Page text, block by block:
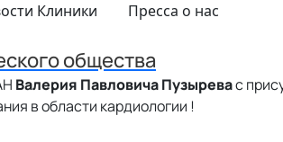
Клиники
Пресса о нас
общества
Валерия Павловича Пузыревас
в области кардиологии !